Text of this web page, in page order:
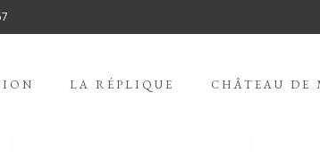
LA RÉPLIQUE CHÂTEAU DE